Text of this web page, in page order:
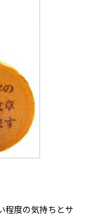
程度の気持ちとサ